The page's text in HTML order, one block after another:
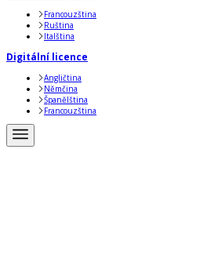
Francouzština
Ruština
Italština
Digitální licence
Angličtina
Němčina
Španělština
Francouzština